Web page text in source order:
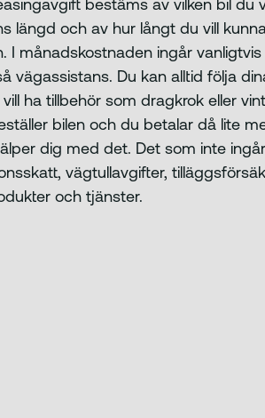
bestäms av vilken bil du
längd och av hur långt du vill
I månadskostnaden ingår
vägassistans. Du kan alltid följa
ha tillbehör som dragkrok eller
bilen och du betalar då lite
dig med det. Det som inte
vägtullavgifter,
och tjänster.